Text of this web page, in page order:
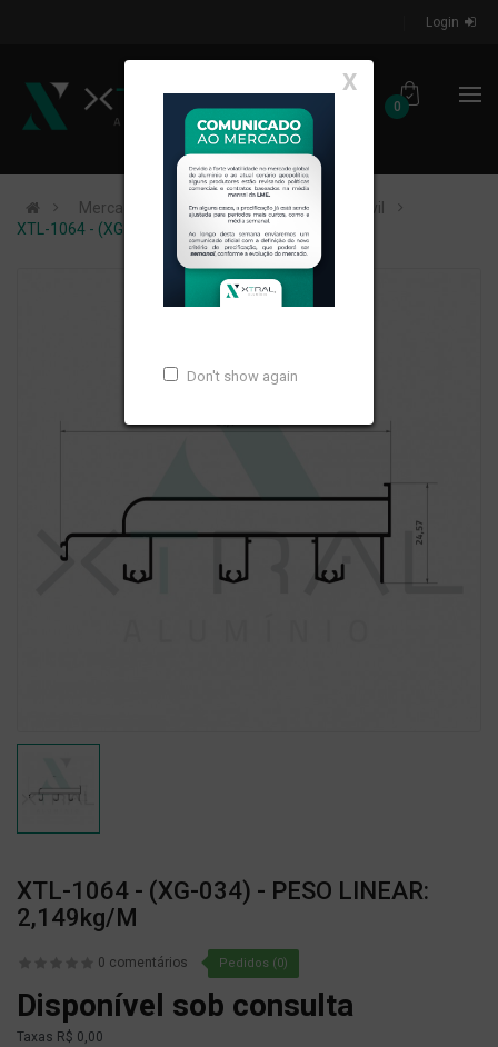
Login
0
X
Don't show again
Mercados de Atuação
Construção Civil
XTL-1064 - (XG-034) - PESO LINEAR: 2,149kg/m
XTL-1064 - (XG-034) - PESO LINEAR:
2,149kg/m
0 comentários Pedidos (0)
Disponível sob consulta
Taxas R$ 0,00